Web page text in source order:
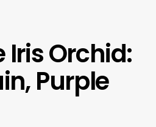
Iris Orchid:
Purple